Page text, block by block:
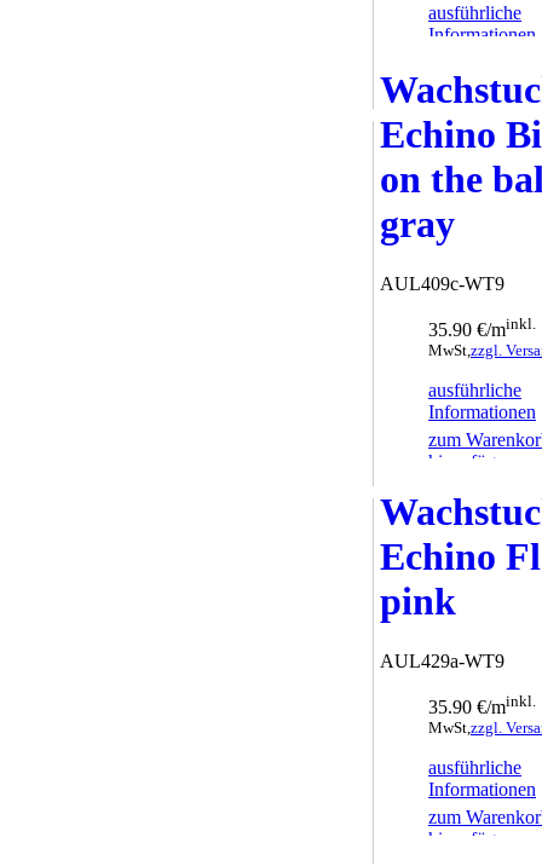
ausführliche
Informationen
hinzufügen
Echino
on the
gray
AUL409c-WT9
35.90 €/minkl.
MwSt, zzgl.
ausführliche
Informationen
zum
hinzufügen
Echino
pink
AUL429a-WT9
35.90 €/minkl.
MwSt, zzgl.
ausführliche
Informationen
zum
hinzufügen